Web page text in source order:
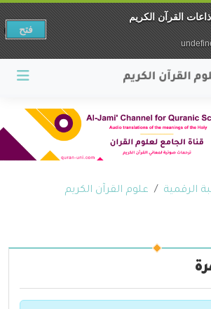
الرقمية
علوم القرآن الكريم
القرآن الكريم
فتح